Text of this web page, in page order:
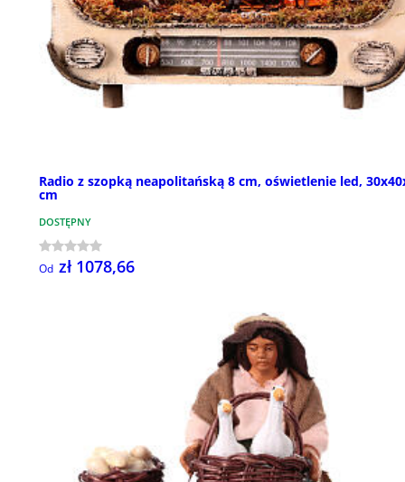
Radio z szopką neapolitańską 8 cm, oświetlenie led,
cm
DOSTĘPNY
Od zł 1078,66